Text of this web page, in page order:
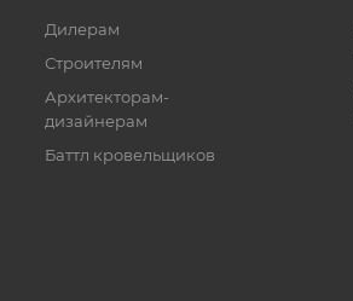
Дилерам
Строителям
Архитекторам-
дизайнерам
Баттл кровельщиков